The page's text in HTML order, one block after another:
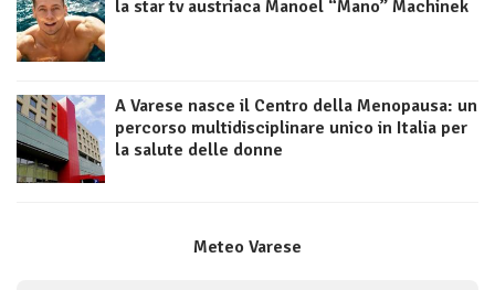
la star tv austriaca Manoel “Mano” Machinek
A Varese nasce il Centro della Menopausa: un
percorso multidisciplinare unico in Italia per
la salute delle donne
Meteo Varese